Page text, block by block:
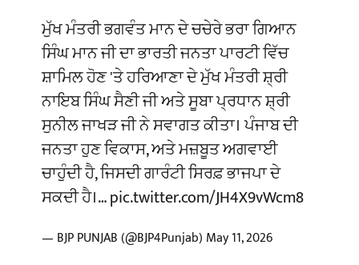
ਮੁੱਖ ਮੰਤਰੀ ਭਗਵੰਤ ਮਾਨ ਦੇ ਚਚੇਰੇ ਭਰਾ ਗਿਆਨ
ਸਿੰਘ ਮਾਨ ਜੀ ਦਾ ਭਾਰਤੀ ਜਨਤਾ ਪਾਰਟੀ ਵਿੱਚ
ਸ਼ਾਮਿਲ ਹੋਣ 'ਤੇ ਹਰਿਆਣਾ ਦੇ ਮੁੱਖ ਮੰਤਰੀ ਸ਼੍ਰੀ
ਨਾਇਬ ਸਿੰਘ ਸੈਣੀ ਜੀ ਅਤੇ ਸੂਬਾ ਪ੍ਰਧਾਨ ਸ਼੍ਰੀ
ਸੁਨੀਲ ਜਾਖੜ ਜੀ ਨੇ ਸਵਾਗਤ ਕੀਤਾ। ਪੰਜਾਬ ਦੀ
ਜਨਤਾ ਹੁਣ ਵਿਕਾਸ, ਅਤੇ ਮਜ਼ਬੂਤ ਅਗਵਾਈ
ਚਾਹੁੰਦੀ ਹੈ, ਜਿਸਦੀ ਗਾਰੰਟੀ ਸਿਰਫ਼ ਭਾਜਪਾ ਦੇ
ਸਕਦੀ ਹੈ।…pic.twitter.com/JH4X9vWcm8
— BJP PUNJAB (@BJP4Punjab) May 11, 2026